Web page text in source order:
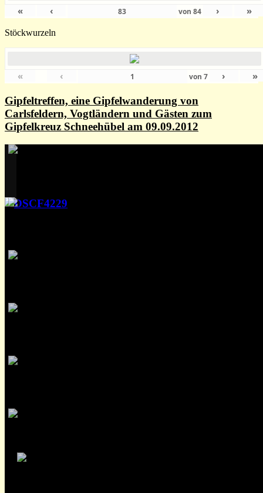
« ‹ von84 › »
Stöckwurzeln
« ‹ von 7 › »
Gipfeltreffen, eine Gipfelwanderung von
Carlsfeldern, Vogtländern und Gästen zum
Gipfelkreuz Schneehübel am 09.09.2012